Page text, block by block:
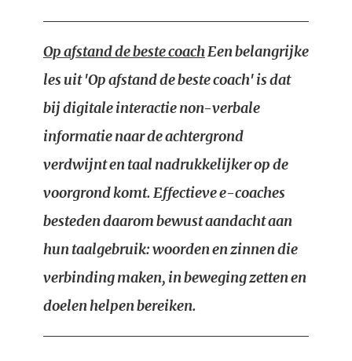
Op afstand de beste coachEen belangrijke
les uit 'Op afstand de beste coach' is dat
bij digitale interactie non-verbale
informatie naar de achtergrond
verdwijnt en taal nadrukkelijker op de
voorgrond komt. Effectieve e-coaches
besteden daarom bewust aandacht aan
hun taalgebruik: woorden en zinnen die
verbinding maken, in beweging zetten en
doelen helpen bereiken.